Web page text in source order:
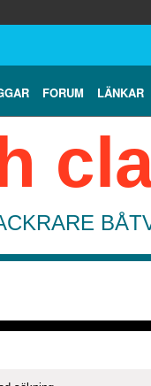
FORUM LÄNKAR